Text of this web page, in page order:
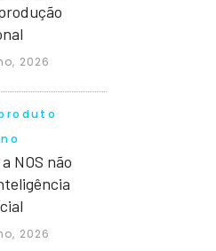
2026
NOS não
2026